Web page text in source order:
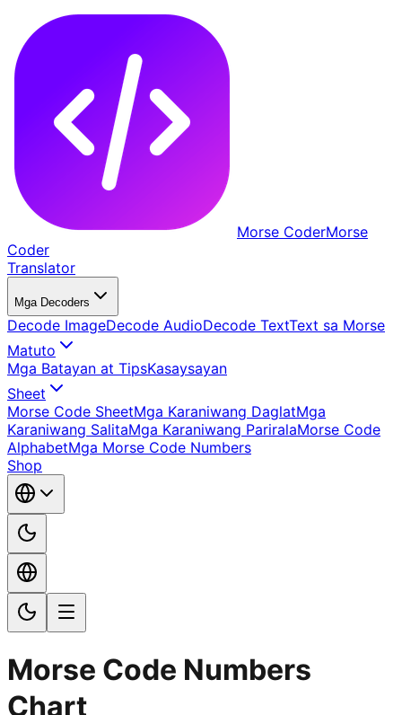
Morse CoderMorse
Coder
Translator
Mga Decoders
Decode ImageDecode AudioDecode TextText sa Morse
Matuto
Mga Batayan at TipsKasaysayan
Sheet
Morse Code SheetMga Karaniwang DaglatMga
Karaniwang SalitaMga Karaniwang PariralaMorse Code
AlphabetMga Morse Code Numbers
Shop
Morse Code Numbers
Chart